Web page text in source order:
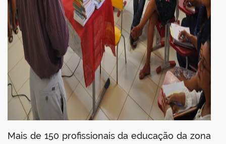
Mais de 150 profissionais da educação da zona